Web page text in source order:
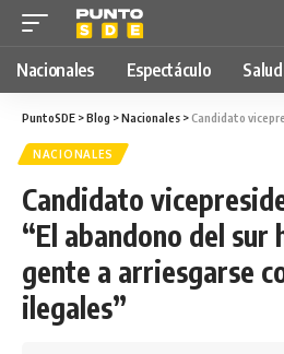
Nacionales Espectáculo Salud
PuntoSDE >Blog >Nacionales >Candidato vicepresidencial, Joel Díaz:
NACIONALES
Candidato
“El abandono del sur
gente a arriesgarse
ilegales”